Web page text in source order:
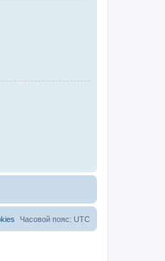
Часовой пояс: UTC